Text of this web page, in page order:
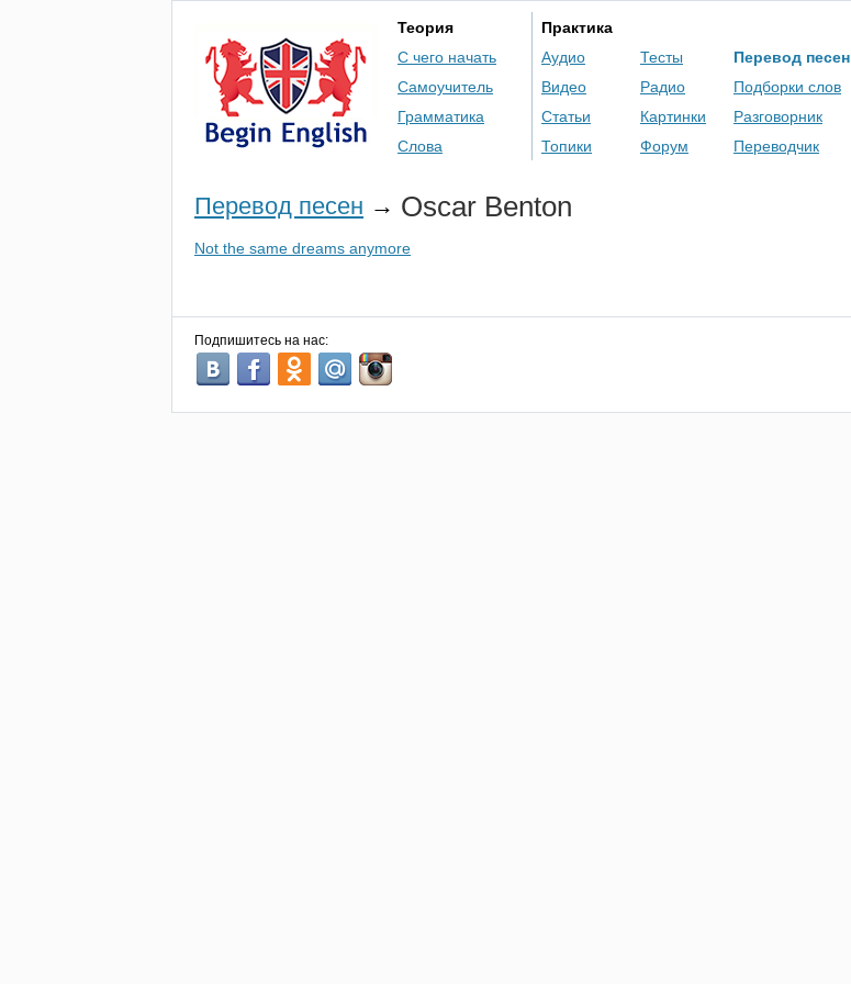
Теория
С чего начать
Самоучитель
Грамматика
Слова
Практика
Аудио
Видео
Статьи
Топики
Тесты
Радио
Картинки
Форум
Перевод песен
Подборки слов
Разговорник
Переводчик
Перевод песен → Oscar Benton
Not the same dreams anymore
Подпишитесь на нас: